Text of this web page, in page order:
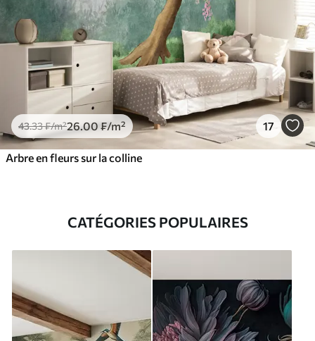
43.33₣/m²26.00 ₣/m² 17
Arbre en fleurs sur la colline
CATÉGORIES POPULAIRES